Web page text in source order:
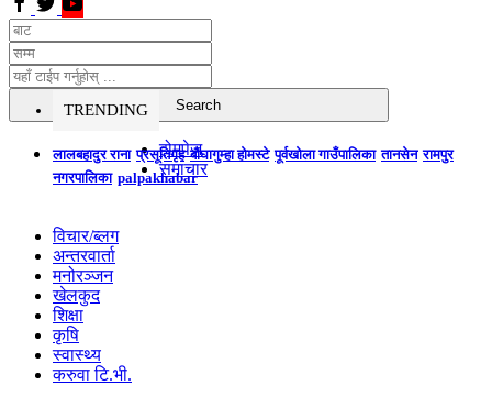
TRENDING
लालबहादुर राना प्रसूतिगृह बौघागुम्हा होमस्टे पूर्वखोला गाउँपालिका तानसेन रामपुर
नगरपालिका palpakhabar
होमपेज
समाचार
विचार/ब्लग
अन्तरवार्ता
मनोरञ्जन
खेलकुद
शिक्षा
कृषि
स्वास्थ्य
करुवा टि.भी.